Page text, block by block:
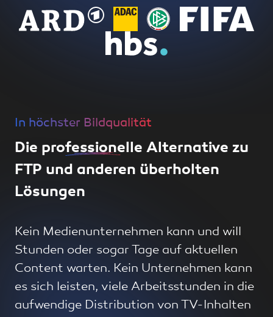
In höchster Bildqualität
Die professionelle Alternative zu
FTP und anderen überholten
Lösungen
Kein Medienunternehmen kann und will
Stunden oder sogar Tage auf aktuellen
Content warten. Kein Unternehmen kann
es sich leisten, viele Arbeitsstunden in die
aufwendige Distribution von TV-Inhalten